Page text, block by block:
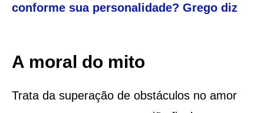
conforme sua personalidade? Grego diz
A moral do mito
Trata da superação de obstáculos no amor